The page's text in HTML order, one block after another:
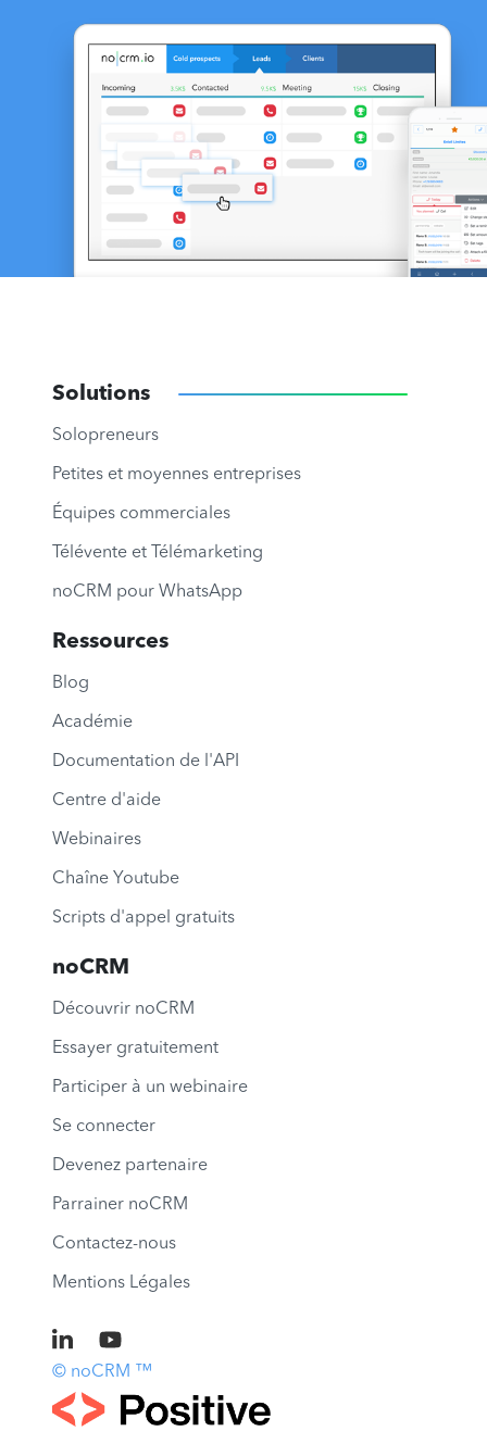
Solutions
Solopreneurs
Petites et moyennes entreprises
Équipes commerciales
Télévente et Télémarketing
noCRM pour WhatsApp
Ressources
Blog
Académie
Documentation de l'API
Centre d'aide
Webinaires
Chaîne Youtube
Scripts d'appel gratuits
noCRM
Découvrir noCRM
Essayer gratuitement
Participer à un webinaire
Se connecter
Devenez partenaire
Parrainer noCRM
Contactez-nous
Mentions Légales
© noCRM ™